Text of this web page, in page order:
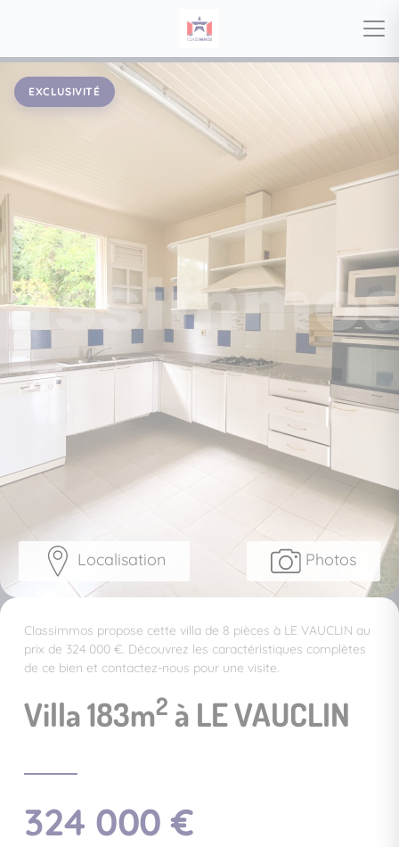
EXCLUSIVITÉ
Photos
Localisation
Classimmos propose cette villa de 8 pièces à LE VAUCLIN au
prix de 324 000 €. Découvrez les caractéristiques complètes
de ce bien et contactez-nous pour une visite.
Villa 183m2 à LE VAUCLIN
324 000 €